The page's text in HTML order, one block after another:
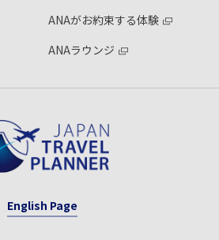
ANAがお約束する体験
ANAラウンジ
English Page